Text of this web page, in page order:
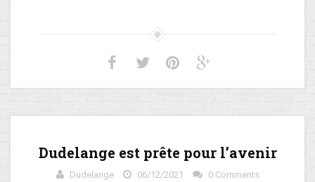
Dudelange est prête pour l’avenir
Dudelange 06/12/2021 0 Comments